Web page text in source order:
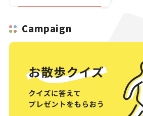
Campaign